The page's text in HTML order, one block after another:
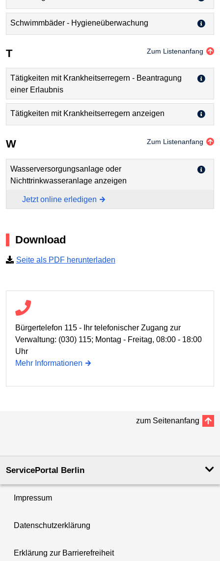
Schwimmbäder - Hygieneüberwachung
T Zum Listenanfang
Tätigkeiten mit Krankheitserregern - Beantragung
einer Erlaubnis
Tätigkeiten mit Krankheitserregern anzeigen
W Zum Listenanfang
Wasserversorgungsanlage oder
Nichttrinkwasseranlage anzeigen
Jetzt online erledigen
Download
Seite als PDF herunterladen
Bürgertelefon 115 - Ihr telefonischer Zugang zur
Verwaltung: (030) 115; Montag - Freitag, 08:00 - 18:00
Uhr
Mehr Informationen
zum Seitenanfang
ServicePortal Berlin
Impressum
Datenschutzerklärung
Erklärung zur Barrierefreiheit